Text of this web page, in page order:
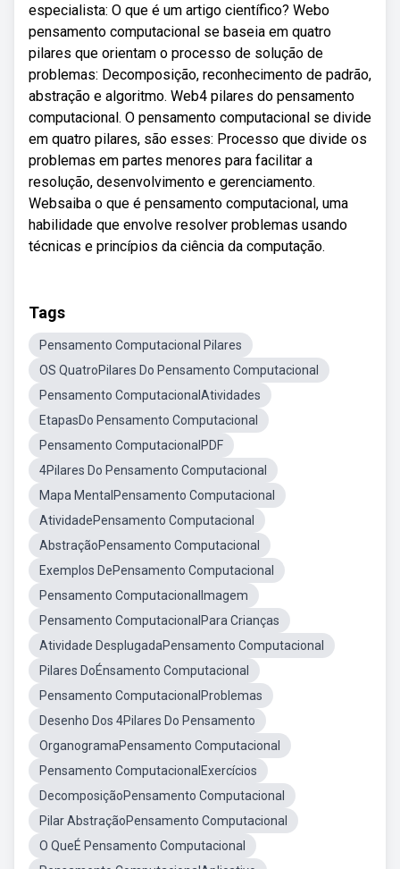
especialista: O que é um artigo científico? Webo
pensamento computacional se baseia em quatro
pilares que orientam o processo de solução de
problemas: Decomposição, reconhecimento de padrão,
abstração e algoritmo. Web4 pilares do pensamento
computacional. O pensamento computacional se divide
em quatro pilares, são esses: Processo que divide os
problemas em partes menores para facilitar a
resolução, desenvolvimento e gerenciamento.
Websaiba o que é pensamento computacional, uma
habilidade que envolve resolver problemas usando
técnicas e princípios da ciência da computação.
Tags
Pensamento Computacional Pilares
OS QuatroPilares Do Pensamento Computacional
Pensamento ComputacionalAtividades
EtapasDo Pensamento Computacional
Pensamento ComputacionalPDF
4Pilares Do Pensamento Computacional
Mapa MentalPensamento Computacional
AtividadePensamento Computacional
AbstraçãoPensamento Computacional
Exemplos DePensamento Computacional
Pensamento ComputacionalImagem
Pensamento ComputacionalPara Crianças
Atividade DesplugadaPensamento Computacional
Pilares DoÉnsamento Computacional
Pensamento ComputacionalProblemas
Desenho Dos 4Pilares Do Pensamento
OrganogramaPensamento Computacional
Pensamento ComputacionalExercícios
DecomposiçãoPensamento Computacional
Pilar AbstraçãoPensamento Computacional
O QueÉ Pensamento Computacional